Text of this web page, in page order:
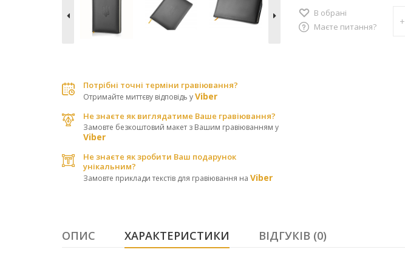
Потрібні точні терміни гравіювання?
Отримайте миттєву відповідь уViber
Не знаєте як виглядатиме Ваше гравіювання?
Замовте безкоштовий макет з Вашим гравіюванням у
Viber
Не знаєте як зробити Ваш подарунок
унікальним?
Замовте приклади текстів для гравіювання на Viber
В обрані
Маєте питання?
ОПИС ХАРАКТЕРИСТИКИ ВІДГУКІВ (0)